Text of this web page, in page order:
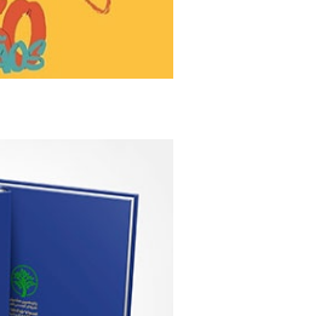
Política De Leo Arias